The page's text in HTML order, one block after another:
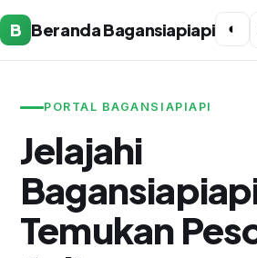
B Beranda Bagansiapiapi ◐
PORTAL BAGANSIAPIAPI
Jelajahi
Temukan